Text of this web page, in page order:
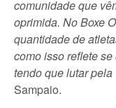
comunidade que
oprimida. No Boxe
quantidade de
como isso reflete
tendo que lutar
Sampaio.